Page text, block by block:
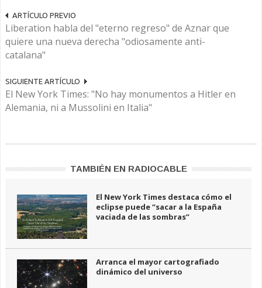
ARTÍCULO PREVIO
Liberation habla del "eterno regreso" de Aznar que
quiere una nueva derecha "odiosamente anti-
catalana"
SIGUIENTE ARTÍCULO
El New York Times: "No hay monumentos a Hitler en
Alemania, ni a Mussolini en Italia"
TAMBIÉN EN RADIOCABLE
El New York Times destaca cómo el
eclipse puede “sacar a la España
vaciada de las sombras”
Arranca el mayor cartografiado
dinámico del universo